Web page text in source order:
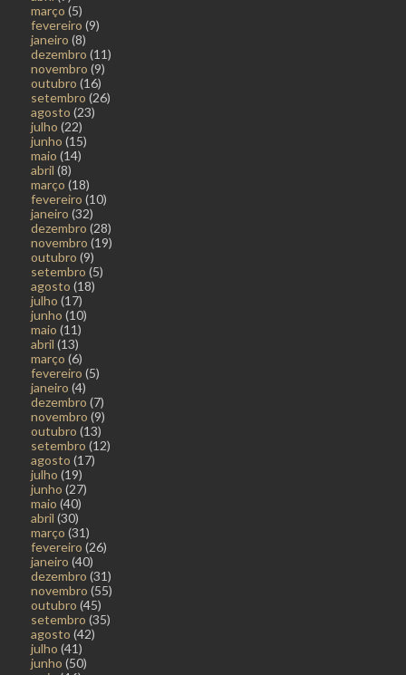
março (5)
fevereiro (9)
janeiro (8)
dezembro (11)
novembro (9)
outubro (16)
setembro (26)
agosto (23)
julho (22)
junho (15)
maio (14)
abril (8)
março (18)
fevereiro (10)
janeiro (32)
dezembro (28)
novembro (19)
outubro (9)
setembro (5)
agosto (18)
julho (17)
junho (10)
maio (11)
abril (13)
março (6)
fevereiro (5)
janeiro (4)
dezembro (7)
novembro (9)
outubro (13)
setembro (12)
agosto (17)
julho (19)
junho (27)
maio (40)
abril (30)
março (31)
fevereiro (26)
janeiro (40)
dezembro (31)
novembro (55)
outubro (45)
setembro (35)
agosto (42)
julho (41)
junho (50)